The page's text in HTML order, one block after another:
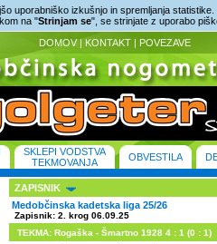
uporabniško izkušnjo in spremljanja statistike.
na "Strinjam se", se strinjate z uporabo
DOMOV | KONTAKT | POVEZAVE
SKLEPI VODSTVA
TEKMOVANJA
OBVESTILA
ZAPISNIK
Medobčinska kadetska liga 25/26
Zapisnik: 2. krog 06.09.25
TEKMA: Rogaška - Šmartno 1928 4 : 1 (0 : 1)